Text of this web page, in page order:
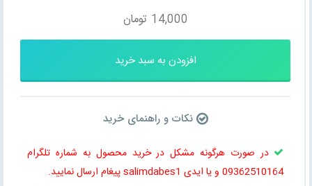
14,000 تومان
افزودن به سبد خرید
نکات و راهنمای خرید
در صورت هرگونه مشکل در خرید محصول به شماره تلگرام
09362510164 و یا ایدی salimdabes1 پیغام ارسال نمایید.